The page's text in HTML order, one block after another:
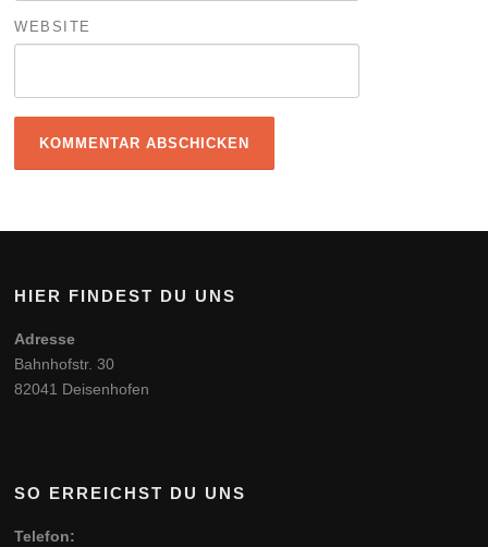
WEBSITE
HIER FINDEST DU UNS
Adresse
Bahnhofstr. 30
82041 Deisenhofen
SO ERREICHST DU UNS
Telefon: